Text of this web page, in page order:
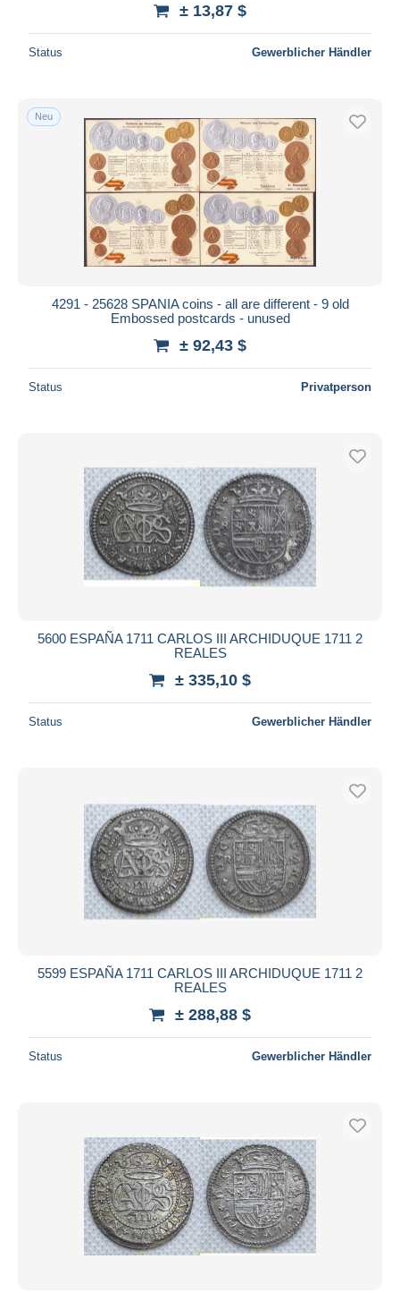
Preis
Nur ermäßigt
Kostenloser Versand
Zahlungsmethoden
PayPal
Banküberweisung
Visa
Mastercard
iDeal
Wohnsitz des Verkäufers
Übernehmen
± 13,87 $
Status Gewerblicher Händler
Neu
4291 - 25628 SPANIA coins - all are different - 9 old
Embossed postcards - unused
± 92,43 $
Status Privatperson
5600 ESPAÑA 1711 CARLOS III ARCHIDUQUE 1711 2
REALES
± 335,10 $
Status Gewerblicher Händler
5599 ESPAÑA 1711 CARLOS III ARCHIDUQUE 1711 2
REALES
± 288,88 $
Status Gewerblicher Händler